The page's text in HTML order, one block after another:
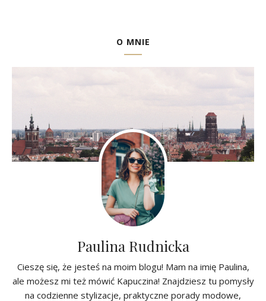
O MNIE
Paulina Rudnicka
Cieszę się, że jesteś na moim blogu! Mam na imię Paulina,
ale możesz mi też mówić Kapuczina! Znajdziesz tu pomysły
na codzienne stylizacje, praktyczne porady modowe,